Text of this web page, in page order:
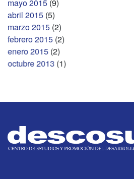
mayo 2015 (9)
abril 2015 (5)
marzo 2015 (2)
febrero 2015 (2)
enero 2015 (2)
octubre 2013 (1)